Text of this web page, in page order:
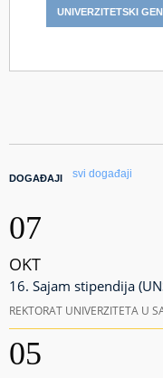
UNIVERZITETSKI
DOGAĐAJI svi događaji
07
OKT
16. Sajam stipendija
REKTORAT UNIVERZITETA U
05